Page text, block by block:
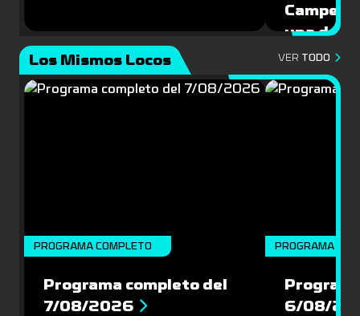
una de
Mundial
Los Mismos Locos VER TODO
PROGRAMA COMPLETO
Programa completo del
7/08/2026
PROGRAMA
6/08/